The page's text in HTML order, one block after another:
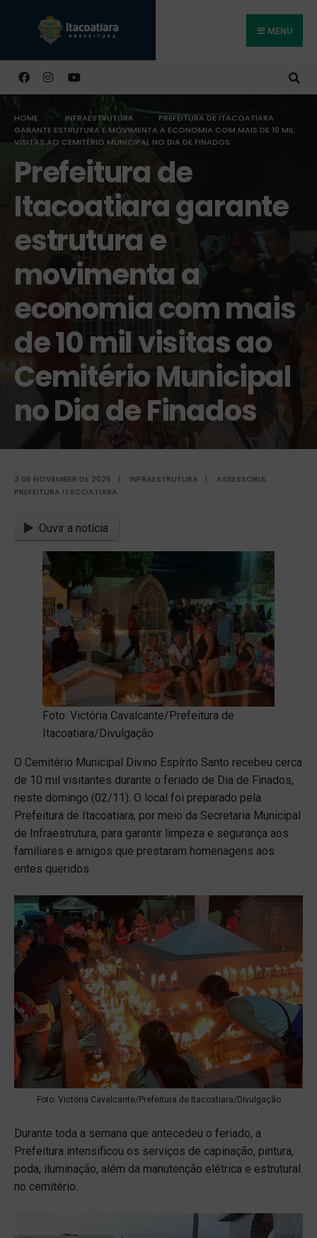
MENU
HOME INFRAESTRUTURA
PREFEITURA DE ITACOATIARA
GARANTE ESTRUTURA E MOVIMENTA A ECONOMIA COM MAIS DE 10 MIL
VISITAS AO CEMITÉRIO MUNICIPAL NO DIA DE FINADOS
Prefeitura de
Itacoatiara garante
estrutura e
movimenta a
economia com mais
de 10 mil visitas ao
Cemitério Municipal
no Dia de Finados
3 DE NOVEMBER DE 2025 | INFRAESTRUTURA |
ASSESSORIA
PREFEITURA ITACOATIARA
Ouvir a notícia
Foto: Victória Cavalcante/Prefeitura de
Itacoatiara/Divulgação
O Cemitério Municipal Divino Espírito Santo recebeu cerca
de 10 mil visitantes durante o feriado de Dia de Finados,
neste domingo (02/11). O local foi preparado pela
Prefeitura de Itacoatiara, por meio da Secretaria Municipal
de Infraestrutura, para garantir limpeza e segurança aos
familiares e amigos que prestaram homenagens aos
entes queridos.
Foto: Victória Cavalcante/Prefeitura de Itacoatiara/Divulgação
Durante toda a semana que antecedeu o feriado, a
Prefeitura intensificou os serviços de capinação, pintura,
poda, iluminação, além da manutenção elétrica e estrutural
no cemitério.
Buscar